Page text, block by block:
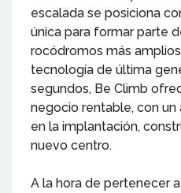
escalada se posiciona
única para formar parte
rocódromos más
tecnología de última
segundos, Be Climb
negocio rentable, con
en la implantación,
nuevo centro.
A la hora de pertenecer